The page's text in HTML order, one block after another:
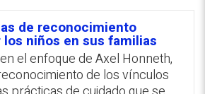
físico. En términos generales,
autoconcepto físico de los
más elevados que los de las
Twitter
Email
de reconocimiento
los niños en sus familias
el enfoque de Axel Honneth,
de los vínculos